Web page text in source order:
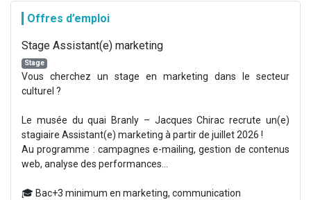
Offres d’emploi
Stage Assistant(e) marketing
Stage
Vous cherchez un stage en marketing dans le secteur
culturel ?
Le musée du quai Branly – Jacques Chirac recrute un(e)
stagiaire Assistant(e) marketing à partir de juillet 2026 !
Au programme : campagnes e-mailing, gestion de contenus
web, analyse des performances...
🎓 Bac+3 minimum en marketing, communication